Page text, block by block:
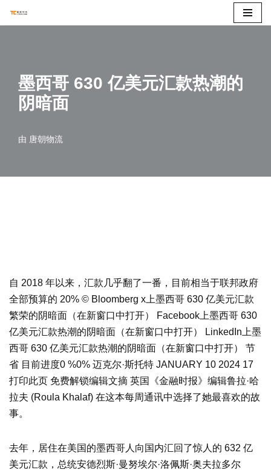
文墨西哥 630 亿美元汇款热潮的
阴暗面
由 唐朝物流
自 2018 年以来，汇款几乎翻了一番，目前相当于联邦政府
全部预算的 20% © Bloomberg x上墨西哥 630 亿美元汇款
繁荣的阴暗面（在新窗口中打开） Facebook上墨西哥 630
亿美元汇款热潮的阴暗面（在新窗口中打开） LinkedIn上墨
西哥 630 亿美元汇款热潮的阴暗面（在新窗口中打开） 节
省 目前进度0 %0% 迈克尔·斯托特 JANUARY 10 2024 17
打印此页 免费解锁编辑文摘 英国《金融时报》编辑鲁拉·哈
拉夫 (Roula Khalaf) 在这本每周通讯中选择了她最喜欢的故
事。
去年，居住在美国的墨西哥人向国内汇回了惊人的 632 亿
美元汇款，总统安德烈斯·曼努埃尔·洛佩斯·奥夫拉多尔